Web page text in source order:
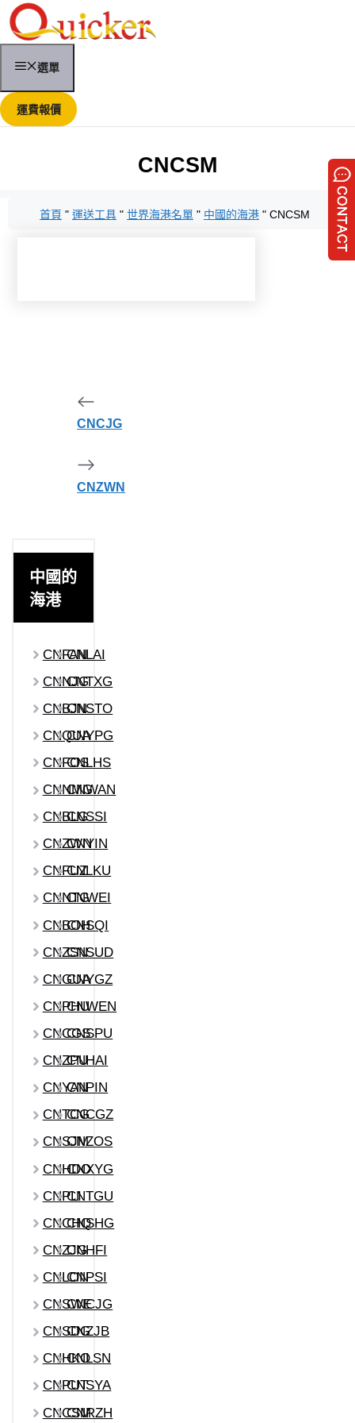
跳
至
主
容
選單
運費報價
CNCSM
首頁 " 運送工具 " 世界海港名單 " 中國的海港 " CNCSM
CNCJG
CNZWN
中國的
海港
CNFANCNLAI
CNNJGCNTXG
CNBJNCNSTO
CNQUACNYPG
CNFOSCNLHS
CNNMG
CNWAN
CNBLG
CNSSI
CNZWN
CNYIN
CNFUZCNLKU
CNNTG
CNWEI
CNBOH
CNSQI
CNZSNCNSUD
CNGUACNYGZ
CNPHUCNWEN
CNCGSCNSPU
CNZPUCNHAI
CNYANCNPIN
CNTCGCNCGZ
CNSJMCNZOS
CNHDOCNXYG
CNPLICNTGU
CNCHQCNSHG
CNZJGCNHFI
CNLON
CNPSI
CNSWE
CNCJG
CNSDG
CNZJB
CNHKO
CNLSN
CNPUTCNSYA
CNCSM
CNRZH